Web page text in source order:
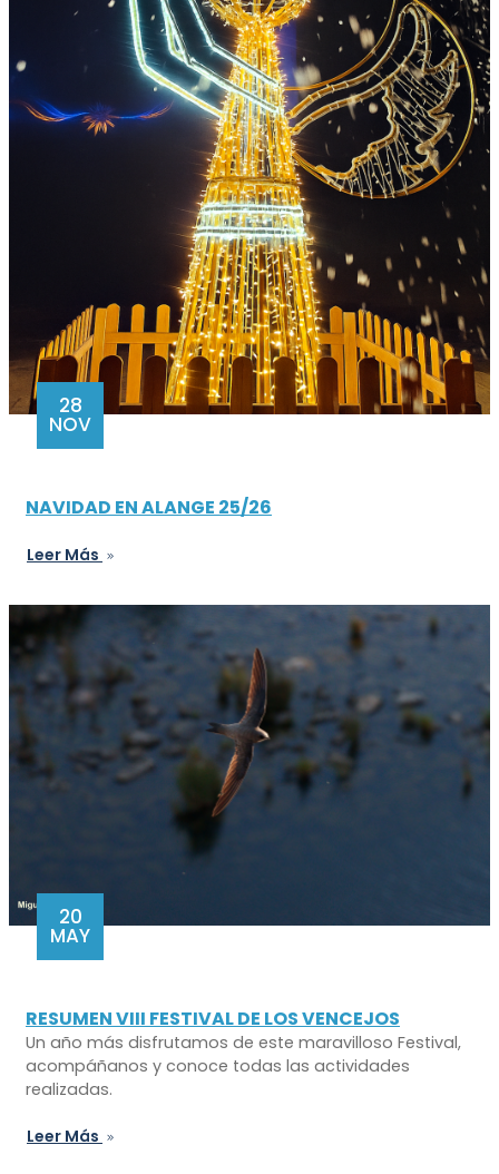
28
NOV
NAVIDAD EN ALANGE 25/26
Leer Más
20
MAY
RESUMEN VIII FESTIVAL DE LOS VENCEJOS
Un año más disfrutamos de este maravilloso Festival,
acompáñanos y conoce todas las actividades
realizadas.
Leer Más